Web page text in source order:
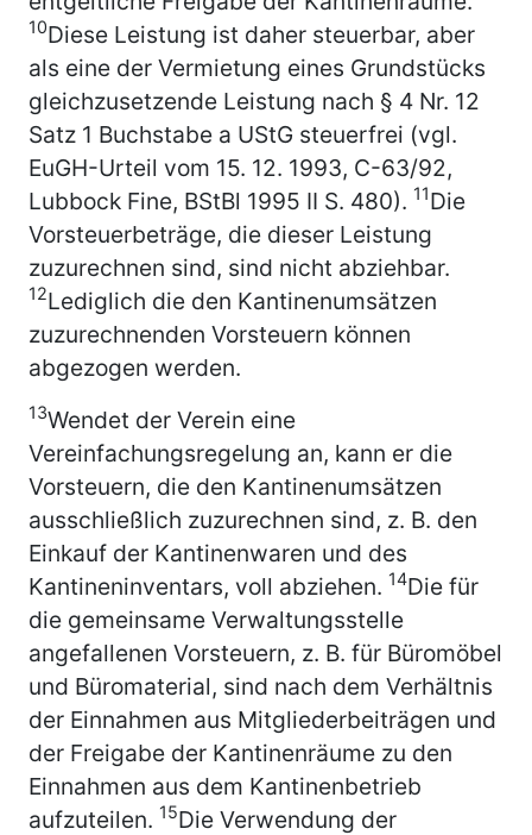
10Diese Leistung ist daher steuerbar, aber
als eine der Vermietung eines Grundstücks
gleichzusetzende Leistung nach § 4 Nr. 12
Satz 1 Buchstabe a UStG steuerfrei (vgl.
EuGH-Urteil vom 15. 12. 1993, C-63/92,
Lubbock Fine, BStBl 1995 II S. 480). 11Die
Vorsteuerbeträge, die dieser Leistung
zuzurechnen sind, sind nicht abziehbar.
12Lediglich die den Kantinenumsätzen
zuzurechnenden Vorsteuern können
abgezogen werden.
13Wendet der Verein eine
Vereinfachungsregelung an, kann er die
Vorsteuern, die den Kantinenumsätzen
ausschließlich zuzurechnen sind, z. B. den
Einkauf der Kantinenwaren und des
Kantineninventars, voll abziehen. 14Die für
die gemeinsame Verwaltungsstelle
angefallenen Vorsteuern, z. B. für Büromöbel
und Büromaterial, sind nach dem Verhältnis
der Einnahmen aus Mitgliederbeiträgen und
der Freigabe der Kantinenräume zu den
Einnahmen aus dem Kantinenbetrieb
aufzuteilen. 15Die Verwendung der